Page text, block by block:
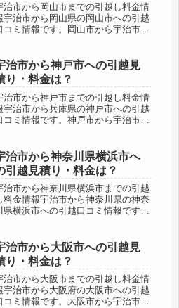
治市から岡山市までの引越し料金情
宇治市から岡山県の岡山市への引越
コミ情報です。岡山市から宇治市に
と距離があります。片道で約３
間弱の範囲なので、当日中の引越し
...
治市から神戸市への引越見
り・料金は？
治市から神戸市までの引越し料金情
宇治市から兵庫県の神戸市への引越
コミ情報です。神戸市から宇治市に
と少し距離がありますが、その
中の引越しは十分可能でしょう。料
も...
治市から神奈川県横浜市へ
引越見積り・料金は？
治市から神奈川県横浜市までの引越
料金情報宇治市から神奈川県の神奈
県横浜市への引越口コミ情報です。
市から神奈川県横浜市までは約
とかなりの距離がありますの
、...
治市から大阪市への引越見
り・料金は？
治市から大阪市までの引越し料金情
宇治市から大阪府の大阪市への引越
コミ情報です。大阪市から宇治市に